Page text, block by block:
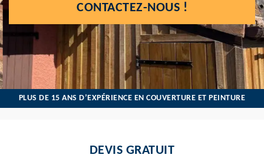
CONTACTEZ-NOUS !
PLUS DE 15 ANS D’EXPÉRIENCE EN COUVERTURE ET PEINTURE
DEVIS GRATUIT